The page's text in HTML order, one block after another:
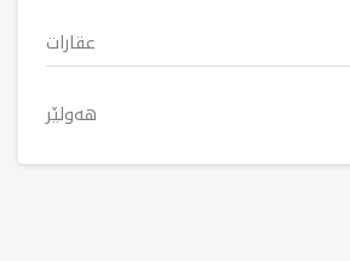
عقارات
هەولێر